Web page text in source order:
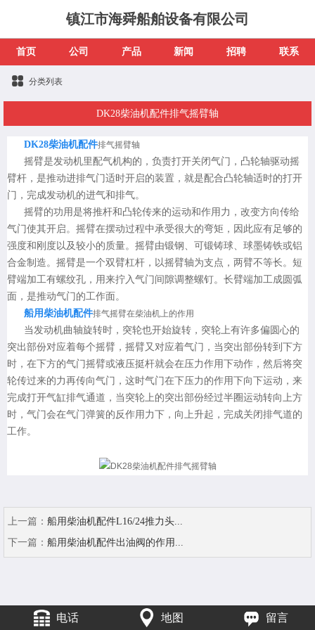
镇江市海舜船舶设备有限公司
首页 公司 产品 新闻 招聘 联系
分类列表
DK28柴油机配件排气摇臂轴
DK28柴油机配件排气摇臂轴
摇臂是发动机里配气机构的，负责打开关闭气门，凸轮轴驱动摇
臂杆，是推动进排气门适时开启的装置，就是配合凸轮轴适时的打开
门，完成发动机的进气和排气。
摇臂的功用是将推杆和凸轮传来的运动和作用力，改变方向传给
气门使其开启。摇臂在摆动过程中承受很大的弯矩，因此应有足够的
强度和刚度以及较小的质量。摇臂由锻钢、可锻铸球、球墨铸铁或铝
合金制造。摇臂是一个双臂杠杆，以摇臂轴为支点，两臂不等长。短
臂端加工有螺纹孔，用来拧入气门间隙调整螺钉。长臂端加工成圆弧
面，是推动气门的工作面。
船用柴油机配件排气摇臂在柴油机上的作用
当发动机曲轴旋转时，突轮也开始旋转，突轮上有许多偏圆心的
突出部份对应着每个摇臂，摇臂又对应着气门，当突出部份转到下方
时，在下方的气门摇臂或液压挺杆就会在压力作用下动作，然后将突
轮传过来的力再传向气门，这时气门在下压力的作用下向下运动，来
完成打开气缸排气通道，当突轮上的突出部份经过半圈运动转向上方
时，气门会在气门弹簧的反作用力下，向上升起，完成关闭排气道的
工作。
上一篇： 船用柴油机配件L16/24推力头...
下一篇： 船用柴油机配件出油阀的作用...
电话 地图 留言